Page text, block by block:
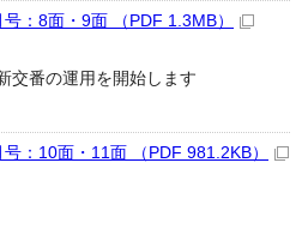
：8面・9面 （PDF 1.3MB）
交番の運用を開始します
：10面・11面 （PDF 981.2KB）